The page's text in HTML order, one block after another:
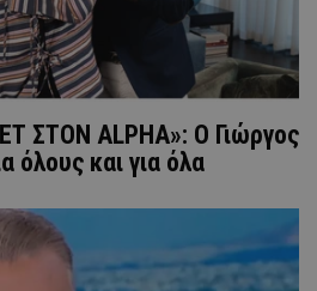
ΣΤΟΝ ALPHA»: Ο Γιώργος
όλους και για όλα